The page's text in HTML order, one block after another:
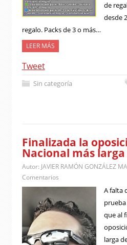
de
desde
regalo. Packs de 3 o más…
LEER MÁS
Tweet
Sin categoría
Finalizada la
Nacional más
Autor: JAVIER RAMÓN GONZÁLEZ
Comentarios
A falta
que al
larga